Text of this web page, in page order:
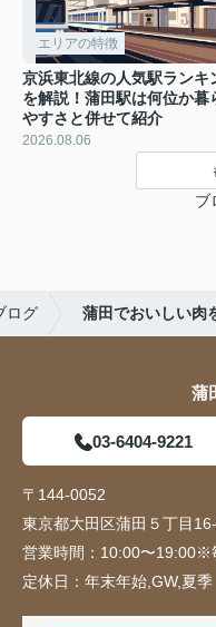
エリアの特徴
京浜東北線の人気駅ランキ
を解説！蒲田駅は何位か暮
やすさと併せて紹介
2026.08.06
ブ
ログ 蒲田でおいしい肉
蒲
03-6404-9221
〒144-0052
東京都大田区蒲田５丁目
営業時間： 10:00〜19:00※
定休日： 年末年始,GW,夏季